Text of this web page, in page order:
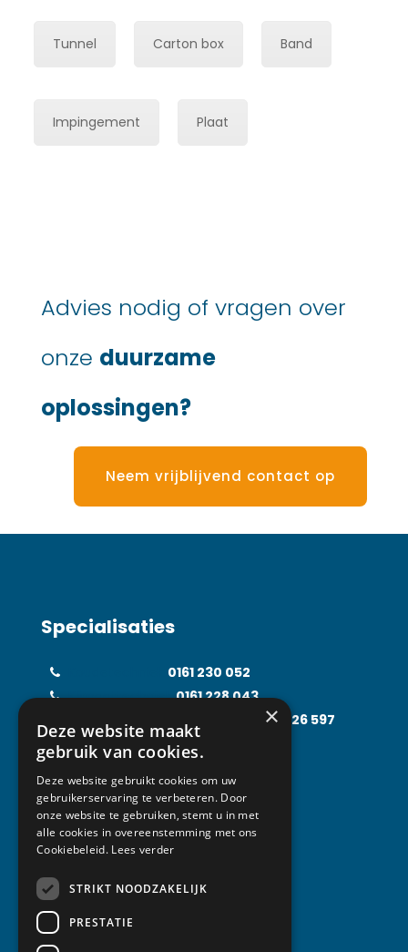
Tunnel Carton box Band
Impingement Plaat
Advies nodig of vragen over
onze duurzame
oplossingen?
Neem vrijblijvend contact op
Specialisaties
0161 230 052
Klimaattechniek 0161 228 043
0161 226 597
Solarfridge 0161 226 857
Contact
Van Abeelen Groep
Kempenbaan 1
5121 DM Rijen
×
Deze website maakt
gebruik van cookies.
Deze website gebruikt cookies om uw
gebruikerservaring te verbeteren. Door
onze website te gebruiken, stemt u in met
alle cookies in overeenstemming met ons
Cookiebeleid. Lees verder
STRIKT NOODZAKELIJK
PRESTATIE